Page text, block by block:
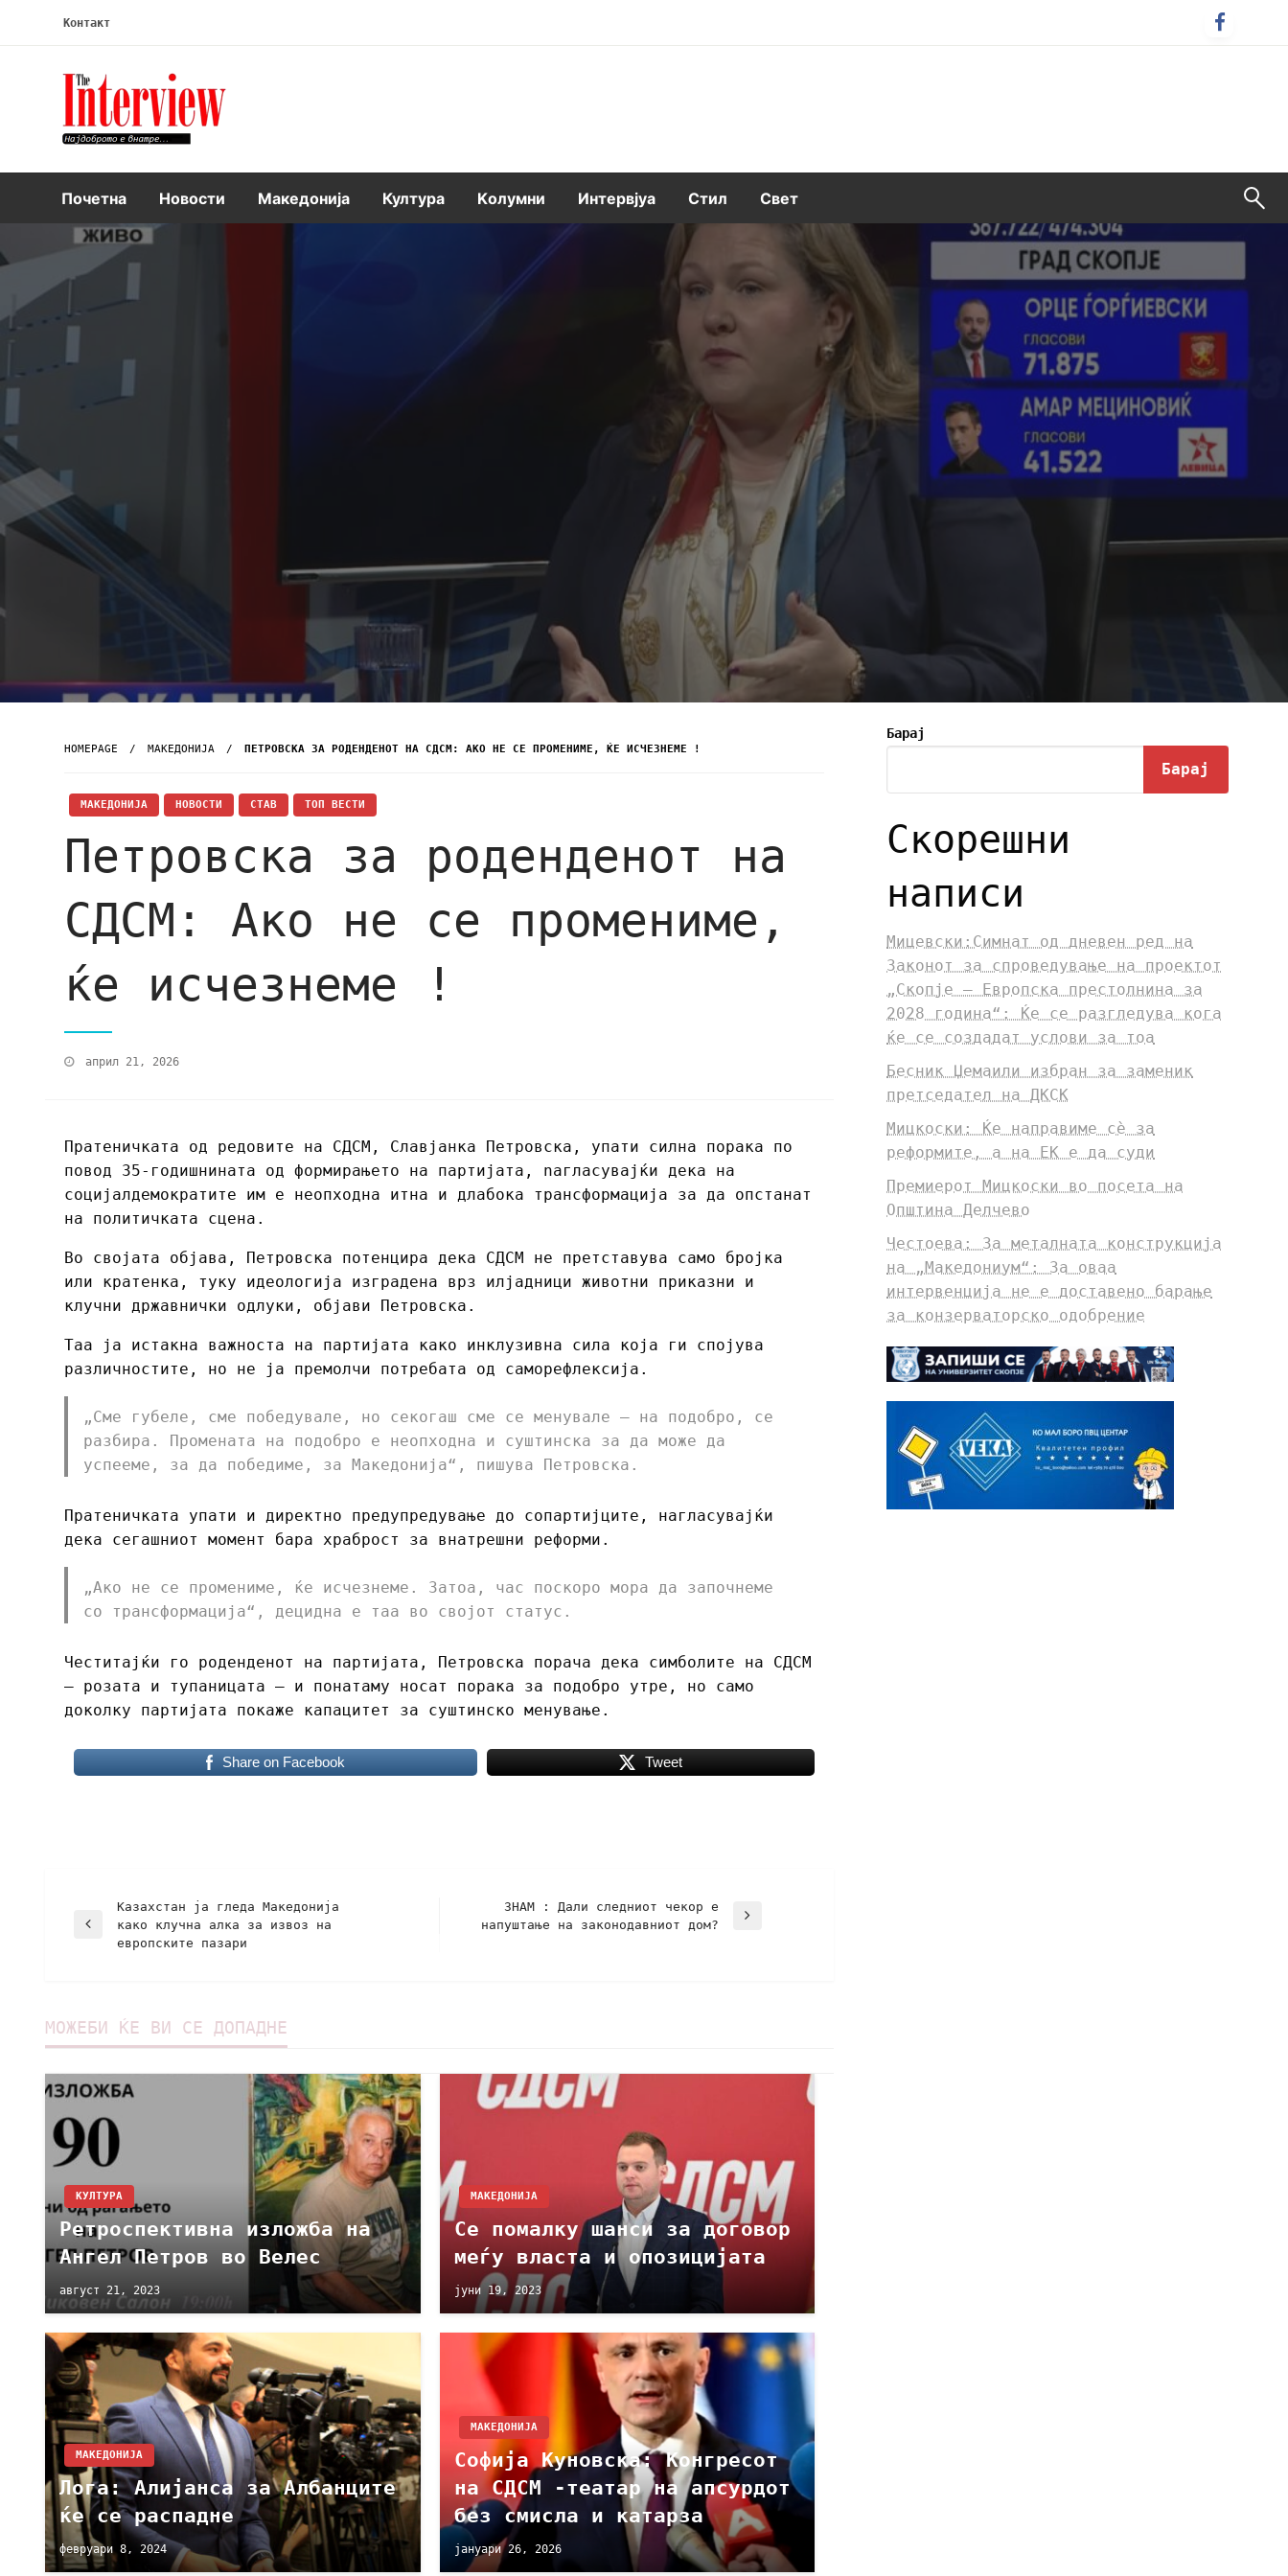
Контакт
Интервју
Почетна Новости Македонија Култура Kолумни Интервјуа Стил Свет
HOMEPAGE МАКЕДОНИЈА ПЕТРОВСКА ЗА РОДЕНДЕНОТ НА СДСМ: АКО НЕ СЕ ПРОМЕНИМЕ, ЌЕ ИСЧЕЗНЕМЕ !
МАКЕДОНИЈА НОВОСТИ СТАВ ТОП ВЕСТИ
Петровска за роденденот на
СДСМ: Ако не се промениме,
ќе исчезнеме !
април 21, 2026
Пратеничката од редовите на СДСМ, Славјанка Петровска, упати силна порака по
повод 35-годишнината од формирањето на партијата, nагласувајќи дека на
социјалдемократите им е неопходна итна и длабока трансформација за да опстанат
на политичката сцена.
Во својата објава, Петровска потенцира дека СДСМ не претставува само бројка
или кратенка, туку идеологија изградена врз илјадници животни приказни и
клучни државнички одлуки, објави Петровска.
Таа ја истакна важноста на партијата како инклузивна сила која ги спојува
различностите, но не ја премолчи потребата од саморефлексија.
„Сме губеле, сме победувале, но секогаш сме се менувале – на подобро, се
разбира. Промената на подобро е неопходна и суштинска за да може да
успееме, за да победиме, за Македонија“, пишува Петровска.
Пратеничката упати и директно предупредување до сопартијците, нагласувајќи
дека сегашниот момент бара храброст за внатрешни реформи.
„Ако не се промениме, ќе исчезнеме. Затоа, час поскоро мора да започнеме
со трансформација“, децидна е таа во својот статус.
Честитајќи го роденденот на партијата, Петровска порача дека симболите на СДСМ
– розата и тупаницата – и понатаму носат порака за подобро утре, но само
доколку партијата покаже капацитет за суштинско менување.
Share on Facebook Tweet
Казахстан ја гледа Македонија
како клучна алка за извоз на
европските пазари
ЗНАМ : Дали следниот чекор е
напуштање на законодавниот дом?
МОЖЕБИ ЌЕ ВИ СЕ ДОПАДНЕ
КУЛТУРА
Ретроспективна изложба на
Ангел Петров во Велес
август 21, 2023
МАКЕДОНИЈА
Се помалку шанси за договор
меѓу власта и опозицијата
јуни 19, 2023
МАКЕДОНИЈА
Лога: Алијанса за Албанците
ќе се распадне
февруари 8, 2024
МАКЕДОНИЈА
Софија Куновска: Конгресот
на СДСМ -театар на апсурдот
без смисла и катарза
јануари 26, 2026
Барај
Барај
Скорешни
написи
Мицевски:Симнат од дневен ред на
Законот за спроведување на проектот
„Скопје – Европска престолнина за
2028 година“: Ќе се разгледува кога
ќе се создадат услови за тоа
Бесник Џемаили избран за заменик
претседател на ДКСК
Мицкоски: Ќе направиме сè за
реформите, а на ЕК е да суди
Премиерот Мицкоски во посета на
Општина Делчево
Честоева: За металната конструкција
на „Македониум“: За оваа
интервенција не е доставено барање
за конзерваторско одобрение